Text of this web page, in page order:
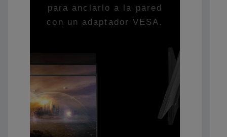
para anclarlo a la pared
con un adaptador VESA.